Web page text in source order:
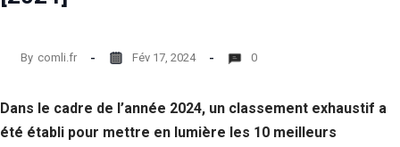
By comli.fr Fév 17, 2024 0
Dans le cadre de l’année 2024, un classement exhaustif a
été établi pour mettre en lumière les 10 meilleurs